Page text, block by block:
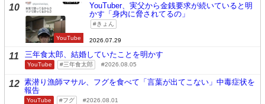
10
YouTube
YouTuber、実父から金銭要求が続いていると明
かす「身内に脅されてるの」
きょん
2026.07.29
11 三年食太郎、結婚していたことを明かす
YouTube 三年食太郎 2026.08.05
12 素潜り漁師マサル、フグを食べて「言葉が出てこない」中毒症状を
報告
YouTube フグ 2026.08.01